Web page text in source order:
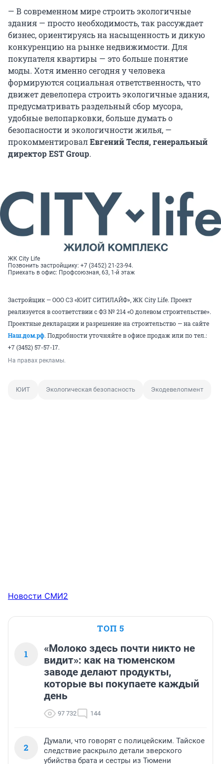
— В современном мире строить экологичные
здания — просто необходимость, так рассуждает
бизнес, ориентируясь на насыщенность и дикую
конкуренцию на рынке недвижимости. Для
покупателя квартиры — это больше понятие
моды. Хотя именно сегодня у человека
формируются социальная ответственность, что
движет девелопера строить экологичные здания,
предусматривать раздельный сбор мусора,
удобные велопарковки, больше думать о
безопасности и экологичности жилья, —
прокомментировалЕвгений Тесля, генеральный
директор EST Group.
ЖК City Life
Позвонить застройщику: +7 (3452) 21-23-94.
Приехать в офис: Профсоюзная, 63, 1-й этаж
Застройщик — ООО СЗ «ЮИТ СИТИЛАЙФ», ЖК City Life. Проект
реализуется в соответствии с ФЗ № 214 «О долевом строительстве».
Проектные декларации и разрешение на строительство — на сайте
Наш.дом.рф. Подробности уточняйте в офисе продаж или по тел.:
+7 (3452) 57-57-17.
На правах рекламы.
ЮИТ Экологическая безопасность Экодевелопмент
Новости СМИ2
ТОП 5
1
«Молоко здесь почти никто не
видит»: как на тюменском
заводе делают продукты,
которые вы покупаете каждый
день
97 732 144
2
Думали, что говорят с полицейским. Тайское
следствие раскрыло детали зверского
убийства брата и сестры из Тюмени